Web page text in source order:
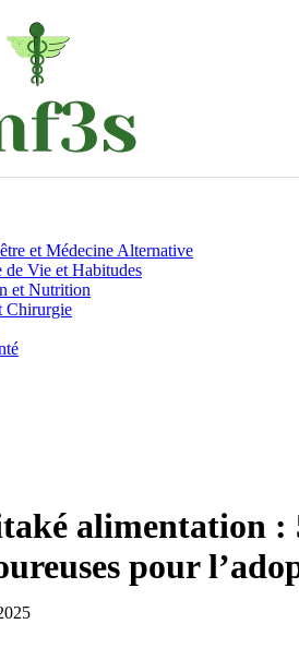
et Médecine Alternative
de Vie et Habitudes
et Nutrition
Chirurgie
alimentation :
pour